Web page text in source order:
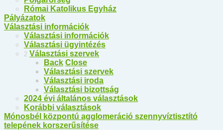
Római Katolikus Egyház
Pályázatok
Választási információk
Választási információk
Választási ügyintézés
2 Választási szervek
Back Close
Választási szervek
Választási iroda
Választási bizottság
2024 évi általános választások
Korábbi választások
Mónosbél központú agglomeráció szennyvíztisztító
telepének korszerűsítése